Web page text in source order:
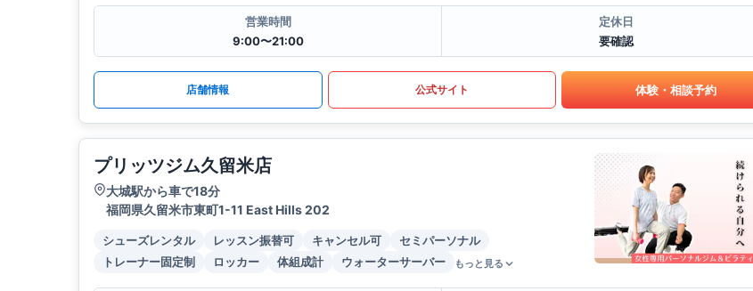
営業時間
9:00〜21:00
定休日
要確認
店舗情報 公式サイト 体験・相談予約
プリッツジム久留米店
大城駅から車で18分
福岡県久留米市東町1-11 East Hills 202
シューズレンタル レッスン振替可 キャンセル可
セミパーソナル
トレーナー固定制
ロッカー 体組成計 ウォーターサーバー もっと見る